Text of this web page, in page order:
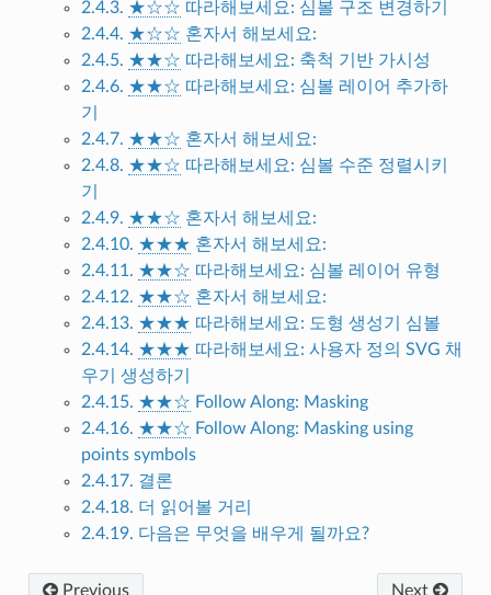
2.4.3. ★☆☆ 따라해보세요: 심볼 구조 변경하기
2.4.4. ★☆☆ 혼자서 해보세요:
2.4.5. ★★☆ 따라해보세요: 축척 기반 가시성
2.4.6. ★★☆ 따라해보세요: 심볼 레이어 추가하
기
2.4.7. ★★☆ 혼자서 해보세요:
2.4.8. ★★☆ 따라해보세요: 심볼 수준 정렬시키
기
2.4.9. ★★☆ 혼자서 해보세요:
2.4.10. ★★★ 혼자서 해보세요:
2.4.11. ★★☆ 따라해보세요: 심볼 레이어 유형
2.4.12. ★★☆ 혼자서 해보세요:
2.4.13. ★★★ 따라해보세요: 도형 생성기 심볼
2.4.14. ★★★ 따라해보세요: 사용자 정의 SVG 채
우기 생성하기
2.4.15. ★★☆ Follow Along: Masking
2.4.16. ★★☆ Follow Along: Masking using
points symbols
2.4.17. 결론
2.4.18. 더 읽어볼 거리
2.4.19. 다음은 무엇을 배우게 될까요?
Previous Next